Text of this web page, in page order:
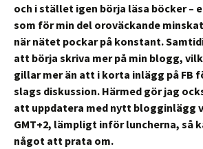
och i stället igen börja läsa böcker –
som för min del oroväckande
när nätet pockar på konstant.
att börja skriva mer på min blogg,
gillar mer än att i korta inlägg på FB
slags diskussion. Härmed gör jag
att uppdatera med nytt blogginlägg
GMT+2, lämpligt inför luncherna, så
något att prata om.